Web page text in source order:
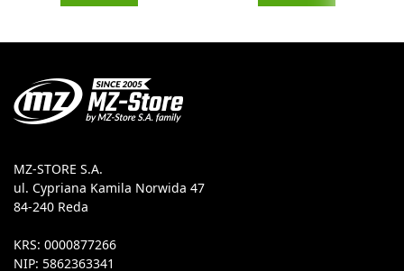
MZ-STORE S.A.
ul. Cypriana Kamila Norwida 47
84-240 Reda
KRS: 0000877266
NIP: 5862363341